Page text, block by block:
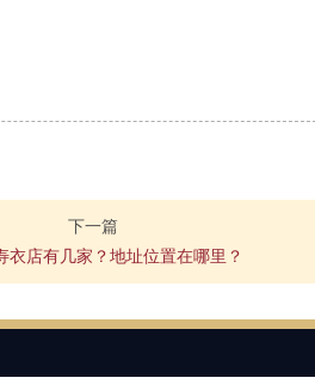
下一篇
衣店有几家？地址位置在哪里？